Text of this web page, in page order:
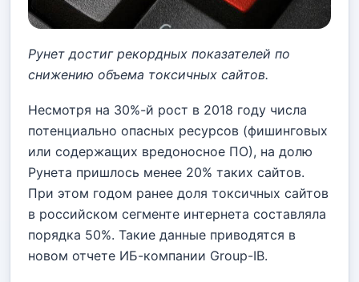
Рунет достиг рекордных показателей по
снижению объема токсичных сайтов.
Несмотря на 30%-й рост в 2018 году числа
потенциально опасных ресурсов (фишинговых
или содержащих вредоносное ПО), на долю
Рунета пришлось менее 20% таких сайтов.
При этом годом ранее доля токсичных сайтов
в российском сегменте интернета составляла
порядка 50%. Такие данные приводятся в
новом отчете ИБ-компании Group-IB.